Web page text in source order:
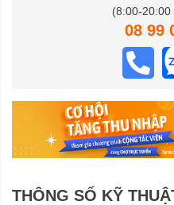
(8:00-20:00
08 99
THÔNG SỐ KỸ